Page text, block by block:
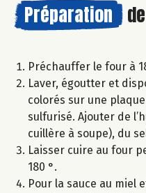
Préparation
Préchauffer le four à
Laver, égoutter et
colorés sur une
sulfurisé. Ajouter de
cuillère à soupe), du
Laisser cuire au four
180 °.
Pour la sauce au miel